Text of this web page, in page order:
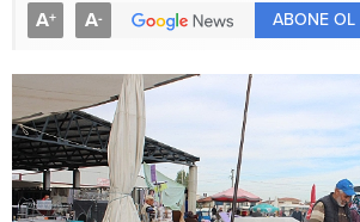
A+ A- ABONE OL